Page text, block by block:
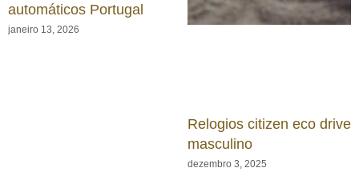
automáticos Portugal
janeiro 13, 2026
Relogios citizen eco drive
masculino
dezembro 3, 2025